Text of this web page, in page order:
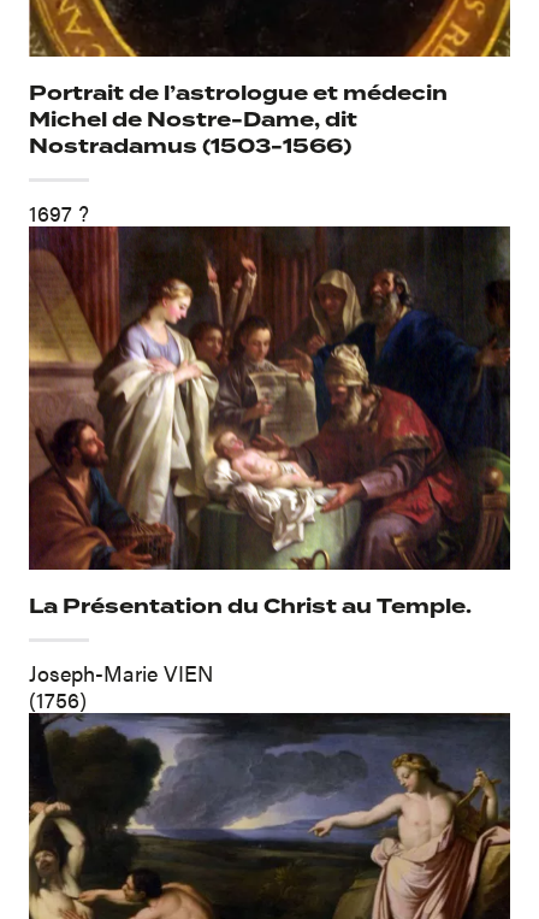
Portrait de l’astrologue et médecin
Michel de Nostre-Dame, dit
Nostradamus (1503-1566)
1697 ?
La Présentation du Christ au Temple.
Joseph-Marie VIEN
(1756)